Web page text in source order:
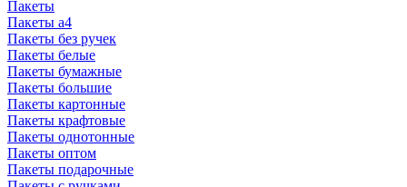
Пакеты
Пакеты а4
Пакеты без ручек
Пакеты белые
Пакеты бумажные
Пакеты большие
Пакеты картонные
Пакеты крафтовые
Пакеты однотонные
Пакеты оптом
Пакеты подарочные